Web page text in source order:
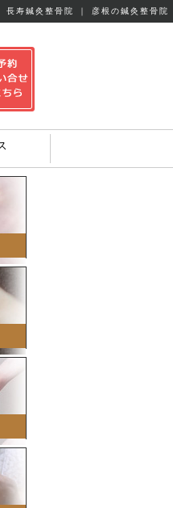
長寿鍼灸整骨院 ｜ 彦根の鍼灸整骨院